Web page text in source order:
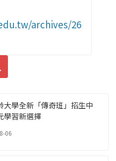
archives/26
大學全新「傳奇班」招生中
學習新選擇
06